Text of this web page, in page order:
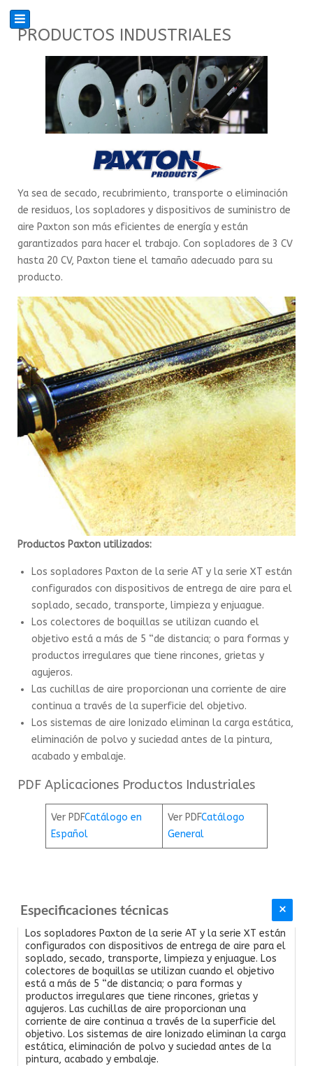
PRODUCTOS INDUSTRIALES
Ya sea de secado, recubrimiento, transporte o eliminación
de residuos, los sopladores y dispositivos de suministro de
aire Paxton son más eficientes de energía y están
garantizados para hacer el trabajo. Con sopladores de 3 CV
hasta 20 CV, Paxton tiene el tamaño adecuado para su
producto.
Productos Paxton utilizados:
Los sopladores Paxton de la serie AT y la serie XT están
configurados con dispositivos de entrega de aire para el
soplado, secado, transporte, limpieza y enjuague.
Los colectores de boquillas se utilizan cuando el
objetivo está a más de 5 “de distancia; o para formas y
productos irregulares que tiene rincones, grietas y
agujeros.
Las cuchillas de aire proporcionan una corriente de aire
continua a través de la superficie del objetivo.
Los sistemas de aire Ionizado eliminan la carga estática,
eliminación de polvo y suciedad antes de la pintura,
acabado y embalaje.
PDF Aplicaciones Productos Industriales
Ver PDFCatálogo en
Español
Ver PDFCatálogo
General
Especificaciones técnicas
Los sopladores Paxton de la serie AT y la serie XT están
configurados con dispositivos de entrega de aire para el
soplado, secado, transporte, limpieza y enjuague. Los
colectores de boquillas se utilizan cuando el objetivo
está a más de 5 “de distancia; o para formas y
productos irregulares que tiene rincones, grietas y
agujeros. Las cuchillas de aire proporcionan una
corriente de aire continua a través de la superficie del
objetivo. Los sistemas de aire Ionizado eliminan la carga
estática, eliminación de polvo y suciedad antes de la
pintura, acabado y embalaje.